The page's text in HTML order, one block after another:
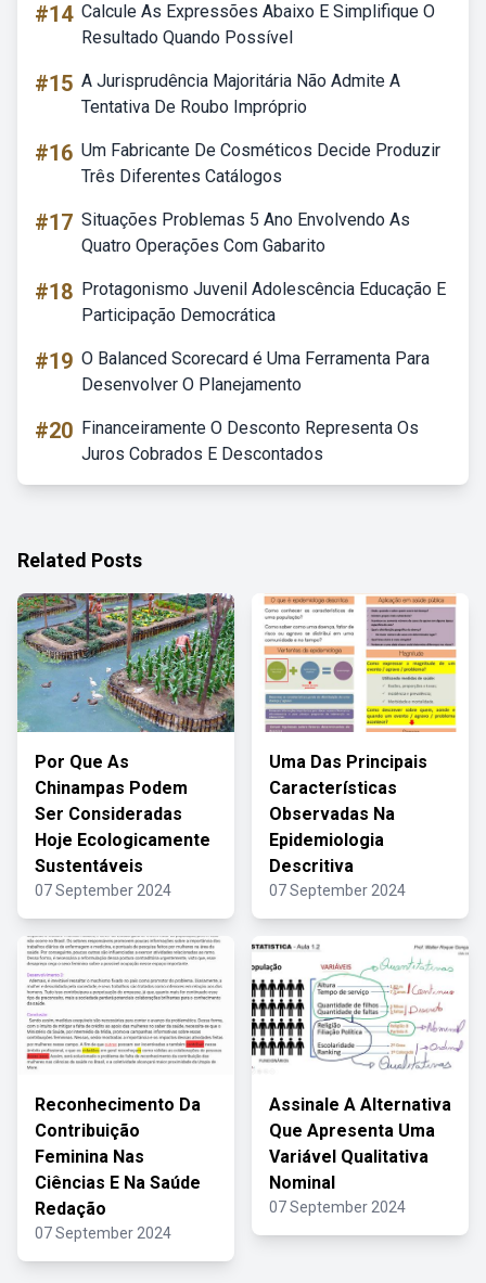
#14 Calcule As Expressões Abaixo E Simplifique O
Resultado Quando Possível
#15 A Jurisprudência Majoritária Não Admite A
Tentativa De Roubo Impróprio
#16 Um Fabricante De Cosméticos Decide Produzir
Três Diferentes Catálogos
#17 Situações Problemas 5 Ano Envolvendo As
Quatro Operações Com Gabarito
#18 Protagonismo Juvenil Adolescência Educação E
Participação Democrática
#19 O Balanced Scorecard é Uma Ferramenta Para
Desenvolver O Planejamento
#20 Financeiramente O Desconto Representa Os
Juros Cobrados E Descontados
Related Posts
Por Que As
Chinampas Podem
Ser Consideradas
Hoje Ecologicamente
Sustentáveis
07 September 2024
Uma Das Principais
Características
Observadas Na
Epidemiologia
Descritiva
07 September 2024
Reconhecimento Da
Contribuição
Feminina Nas
Ciências E Na Saúde
Redação
07 September 2024
Assinale A Alternativa
Que Apresenta Uma
Variável Qualitativa
Nominal
07 September 2024